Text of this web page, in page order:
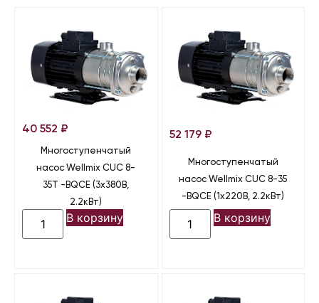
40 552 ₽
Многоступенчатый
насос Wellmix CUC 8-
35T -BQCE (3х380В,
2.2кВт)
В корзину
52 179 ₽
Многоступенчатый
насос Wellmix CUC 8-35
-BQCE (1х220В, 2.2кВт)
В корзину